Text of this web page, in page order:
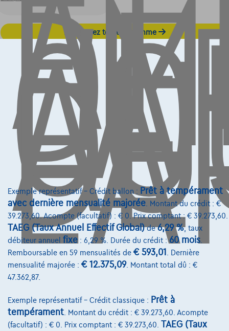
Découvrez toute la gamme
DE
DE
Exemple représentatif – Crédit ballon : Prêt à tempérament
avec dernière mensualité majorée . Montant du crédit : €
39.273,60. Acompte (facultatif) : € 0. Prix comptant : € 39.273,60.
TAEG (Taux Annuel Effectif Global)de6,29 %, taux
débiteur annuel fixe : 6,29 %. Durée du crédit :60 mois
Remboursable en 59 mensualités de € 593,01
. Dernière
mensualité majorée : € 12.375,09. Montant total dû : €
47.362,87.
Exemple représentatif – Crédit classique : Prêt à
tempérament . Montant du crédit : € 39.273,60. Acompte
(facultatif) : € 0. Prix comptant : € 39.273,60. TAEG (Taux
Contact
info@touringcarselect.be
Avenue Roi Albert II 4, B12
Services & Solutions
Assistance dépannage
Financement
Leasing